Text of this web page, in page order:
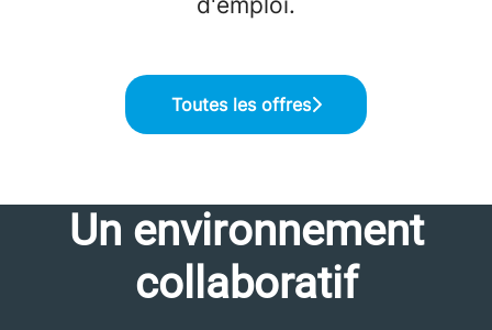
Toutes les offres
Un environnement
collaboratif